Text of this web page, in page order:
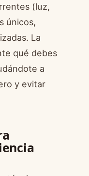
(luz,
únicos,
La
qué debes
a
y evitar